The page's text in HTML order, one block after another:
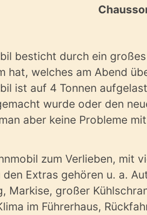
besticht durch ein
hat, welches am Abend
ist auf 4 Tonnen
wurde oder den
aber keine Probleme
zum Verlieben, mit
Extras gehören u. a.
Markise, großer
im Führerhaus,